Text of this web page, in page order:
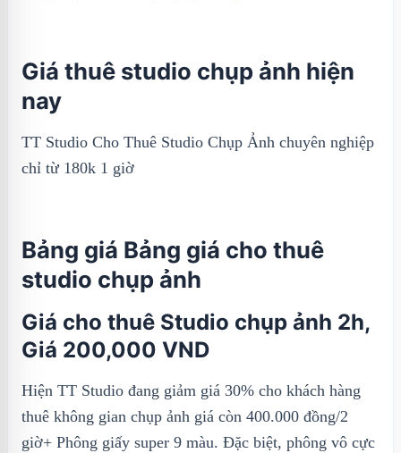
Giá thuê studio chụp ảnh hiện
nay
TT Studio Cho Thuê Studio Chụp Ảnh chuyên nghiệp
chỉ từ 180k 1 giờ
Bảng giá Bảng giá cho thuê
studio chụp ảnh
Giá cho thuê Studio chụp ảnh 2h,
Giá 200,000 VND
Hiện TT Studio đang giảm giá 30% cho khách hàng
thuê không gian chụp ảnh giá còn 400.000 đồng/2
giờ+ Phông giấy super 9 màu. Đặc biệt, phông vô cực